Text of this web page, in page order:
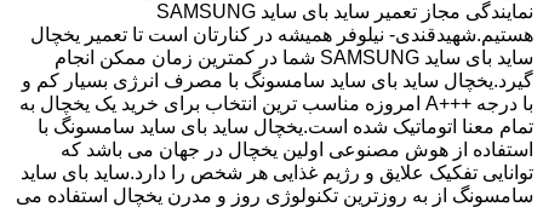
نمایندگی مجاز تعمیر ساید بای ساید SAMSUNG
هستیم.شهیدقندی- نیلوفر همیشه در کنارتان است تا تعمیر یخچال
ساید بای ساید SAMSUNG شما در کمترین زمان ممکن انجام
گیرد.یخچال ساید بای ساید سامسونگ با مصرف انرژی بسیار کم و
با درجه +++A امروزه مناسب ترین انتخاب برای خرید یک یخچال به
تمام معنا اتوماتیک شده است.یخچال ساید بای ساید سامسونگ با
استفاده از هوش مصنوعی اولین یخچال در جهان می باشد که
توانایی تفکیک علایق و رژیم غذایی هر شخص را دارد.ساید بای ساید
سامسونگ از به روزترین تکنولوژی روز و مدرن یخچال استفاده می